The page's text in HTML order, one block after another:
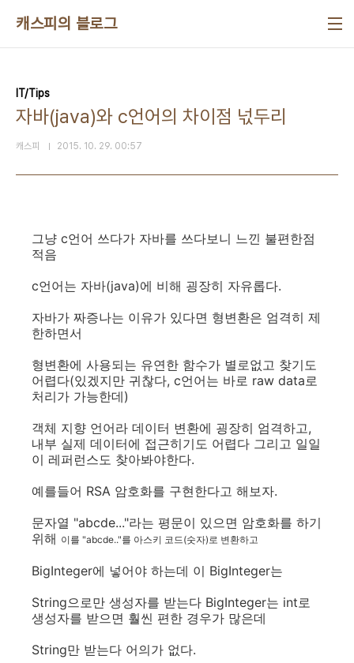
캐스피의 블로그
IT/Tips
자바(java)와 c언어의 차이점 넋두리
캐스피 2015. 10. 29. 00:57
그냥 c언어 쓰다가 자바를 쓰다보니 느낀 불편한점
적음
c언어는 자바(java)에 비해 굉장히 자유롭다.
자바가 짜증나는 이유가 있다면 형변환은 엄격히 제
한하면서
형변환에 사용되는 유연한 함수가 별로없고 찾기도
어렵다(있겠지만 귀찮다, c언어는 바로 raw data로
처리가 가능한데)
객체 지향 언어라 데이터 변환에 굉장히 엄격하고,
내부 실제 데이터에 접근히기도 어렵다 그리고 일일
이 레퍼런스도 찾아봐야한다.
예를들어 RSA 암호화를 구현한다고 해보자.
문자열 "abcde..."라는 평문이 있으면 암호화를 하기
위해 이를 "abcde.."를 아스키 코드(숫자)로 변환하고
BigInteger에 넣어야 하는데 이 BigInteger는
String으로만 생성자를 받는다 BigInteger는 int로
생성자를 받으면 훨씬 편한 경우가 많은데
String만 받는다 어의가 없다.